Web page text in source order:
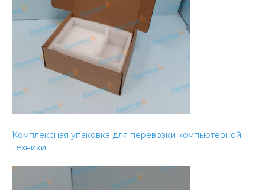
Комплексная упаковка для перевозки компьютерной
техники